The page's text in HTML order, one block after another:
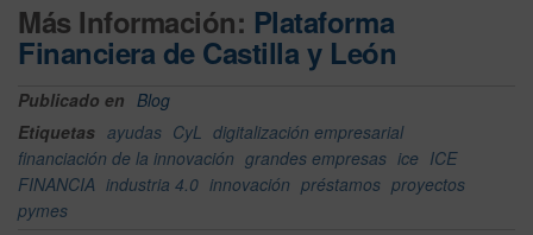
Más Información: Plataforma
Financiera de Castilla y León
Publicado en Blog
Etiquetas ayudas CyL digitalización empresarial
financiación de la innovación grandes empresas ice ICE
FINANCIA industria 4.0 innovación préstamos proyectos
pymes